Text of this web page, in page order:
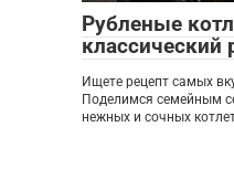
Рубленые
классический
Ищете рецепт самых
Поделимся семейным
нежных и сочных